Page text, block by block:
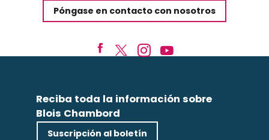
Póngase en contacto con nosotros
Reciba toda la información sobre
Blois Chambord
Suscripción al boletín